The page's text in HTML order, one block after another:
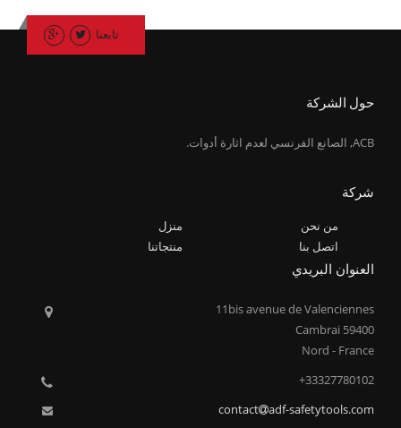
تابعنا
حول الشركة
ACB, الصانع الفرنسي لعدم اثارة أدوات.
شركة
منزل
من نحن
منتجاتنا
اتصل بنا
العنوان البريدي
11bis avenue de Valenciennes
59400 Cambrai
Nord - France
33327780102+
contact
adf-safetytools.com